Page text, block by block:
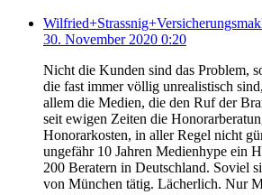
30. November 2020 0:20
Nicht die Kunden sind das Problem,
die fast immer völlig unrealistisch
allem die Medien, die den Ruf der
seit ewigen Zeiten die
Honorarkosten, in aller Regel nicht
ungefähr 10 Jahren Medienhype ein
200 Beratern in Deutschland. Soviel
von München tätig. Lächerlich. Nur